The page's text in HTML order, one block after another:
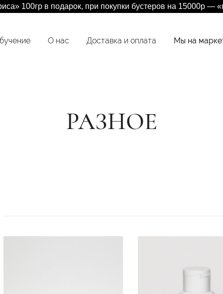
100гр в подарок, при покупки бустеров на 15000р —
О нас Доставка и оплата Мы на
РАЗНОЕ